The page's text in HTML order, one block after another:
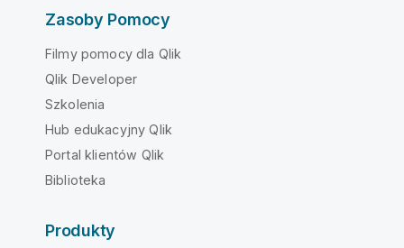
Zasoby Pomocy
Filmy pomocy dla Qlik
Qlik Developer
Szkolenia
Hub edukacyjny Qlik
Portal klientów Qlik
Biblioteka
Produkty